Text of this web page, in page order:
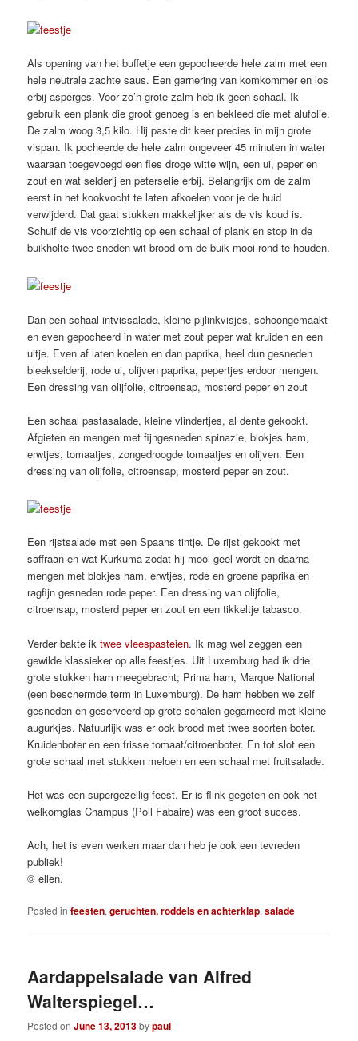
Als opening van het buffetje een gepocheerde hele zalm met een
hele neutrale zachte saus. Een garnering van komkommer en los
erbij asperges. Voor zo’n grote zalm heb ik geen schaal. Ik
gebruik een plank die groot genoeg is en bekleed die met alufolie.
De zalm woog 3,5 kilo. Hij paste dit keer precies in mijn grote
vispan. Ik pocheerde de hele zalm ongeveer 45 minuten in water
waaraan toegevoegd een fles droge witte wijn, een ui, peper en
zout en wat selderij en peterselie erbij. Belangrijk om de zalm
eerst in het kookvocht te laten afkoelen voor je de huid
verwijderd. Dat gaat stukken makkelijker als de vis koud is.
Schuif de vis voorzichtig op een schaal of plank en stop in de
buikholte twee sneden wit brood om de buik mooi rond te houden.
Dan een schaal intvissalade, kleine pijlinkvisjes, schoongemaakt
en even gepocheerd in water met zout peper wat kruiden en een
uitje. Even af laten koelen en dan paprika, heel dun gesneden
bleekselderij, rode ui, olijven paprika, pepertjes erdoor mengen.
Een dressing van olijfolie, citroensap, mosterd peper en zout
Een schaal pastasalade, kleine vlindertjes, al dente gekookt.
Afgieten en mengen met fijngesneden spinazie, blokjes ham,
erwtjes, tomaatjes, zongedroogde tomaatjes en olijven. Een
dressing van olijfolie, citroensap, mosterd peper en zout.
Een rijstsalade met een Spaans tintje. De rijst gekookt met
saffraan en wat Kurkuma zodat hij mooi geel wordt en daarna
mengen met blokjes ham, erwtjes, rode en groene paprika en
ragfijn gesneden rode peper. Een dressing van olijfolie,
citroensap, mosterd peper en zout en een tikkeltje tabasco.
Verder bakte iktwee vleespasteien. Ik mag wel zeggen een
gewilde klassieker op alle feestjes. Uit Luxemburg had ik drie
grote stukken ham meegebracht; Prima ham, Marque National
(een beschermde term in Luxemburg). De ham hebben we zelf
gesneden en geserveerd op grote schalen gegarneerd met kleine
augurkjes. Natuurlijk was er ook brood met twee soorten boter.
Kruidenboter en een frisse tomaat/citroenboter. En tot slot een
grote schaal met stukken meloen en een schaal met fruitsalade.
Het was een supergezellig feest. Er is flink gegeten en ook het
welkomglas Champus (Poll Fabaire) was een groot succes.
Ach, het is even werken maar dan heb je ook een tevreden
publiek!
© ellen.
Posted in feesten,geruchten, roddels en achterklap,salade
Aardappelsalade van Alfred
Walterspiegel…
Posted onJune 13, 2013bypaul